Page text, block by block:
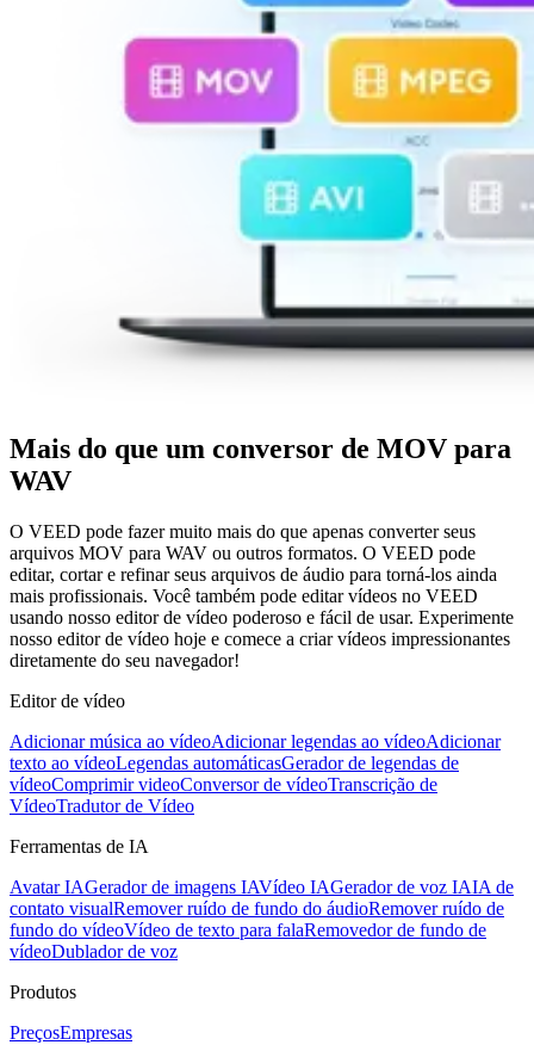
Mais do que um conversor de MOV para
WAV
O VEED pode fazer muito mais do que apenas converter seus
arquivos MOV para WAV ou outros formatos. O VEED pode
editar, cortar e refinar seus arquivos de áudio para torná-los ainda
mais profissionais. Você também pode editar vídeos no VEED
usando nosso editor de vídeo poderoso e fácil de usar. Experimente
nosso editor de vídeo hoje e comece a criar vídeos impressionantes
diretamente do seu navegador!
Editor de vídeo
Adicionar música ao vídeoAdicionar legendas ao vídeoAdicionar
texto ao vídeoLegendas automáticasGerador de legendas de
vídeoComprimir videoConversor de vídeoTranscrição de
VídeoTradutor de Vídeo
Ferramentas de IA
Avatar IAGerador de imagens IAVídeo IAGerador de voz IAIA de
contato visualRemover ruído de fundo do áudioRemover ruído de
fundo do vídeoVídeo de texto para falaRemovedor de fundo de
vídeoDublador de voz
Produtos
PreçosEmpresas